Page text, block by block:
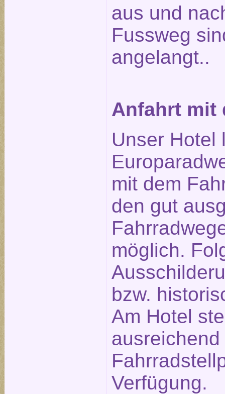
aus und
Fussweg
angelangt..
Anfahrt mit
Unser Hotel
mit dem
den gut
möglich.
bzw.
Am Hotel
Verfügung.